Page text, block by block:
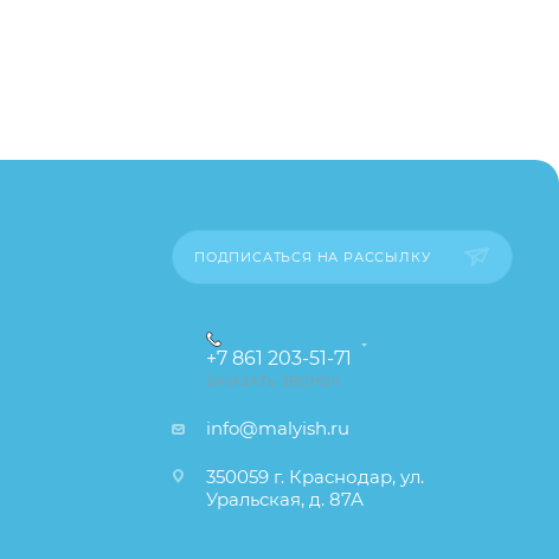
ПОДПИСАТЬСЯ НА РАССЫЛКУ
+7 861 203-51-71
ЗАКАЗАТЬ ЗВОНОК
info@malyish.ru
350059 г. Краснодар, ул.
Уральская, д. 87А